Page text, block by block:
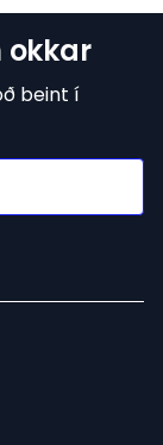
okkar
beint í